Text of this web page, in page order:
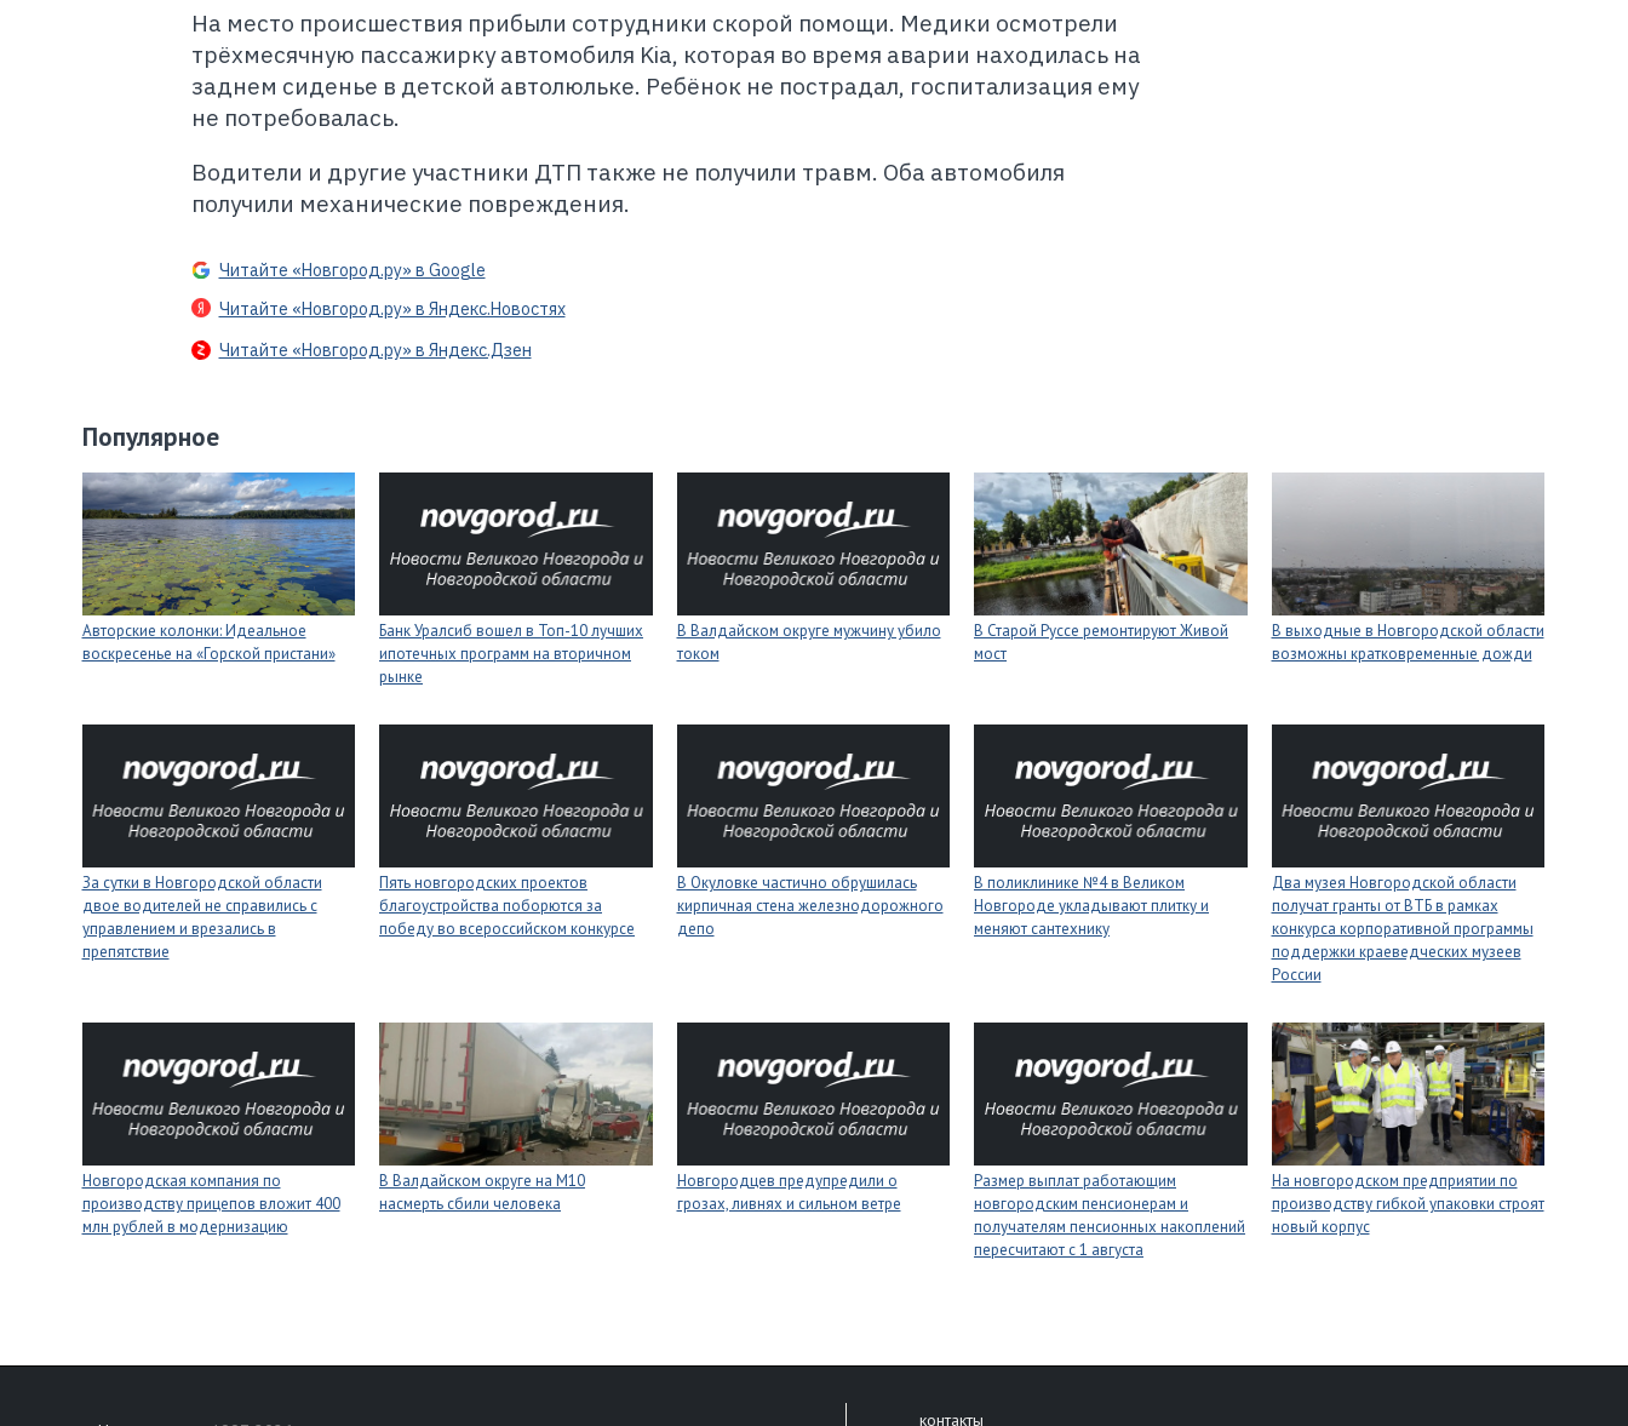
На место происшествия прибыли сотрудники скорой помощи. Медики осмотрели
трёхмесячную пассажирку автомобиля Kia, которая во время аварии находилась на
заднем сиденье в детской автолюльке. Ребёнок не пострадал, госпитализация ему
не потребовалась.
Водители и другие участники ДТП также не получили травм. Оба автомобиля
получили механические повреждения.
Читайте «Новгород.ру» в Google
Читайте «Новгород.ру» в Яндекс.Новостях
Читайте «Новгород.ру» в Яндекс.Дзен
Популярное
Авторские колонки: Идеальное
воскресенье на «Горской пристани»
Банк Уралсиб вошел в Топ-10 лучших
ипотечных программ на вторичном
рынке
В Валдайском округе мужчину убило
током
В Старой Руссе ремонтируют Живой
мост
В выходные в Новгородской области
возможны кратковременные дожди
За сутки в Новгородской области
двое водителей не справились с
управлением и врезались в
препятствие
Пять новгородских проектов
благоустройства поборются за
победу во всероссийском конкурсе
В Окуловке частично обрушилась
кирпичная стена железнодорожного
депо
В поликлинике №4 в Великом
Новгороде укладывают плитку и
меняют сантехнику
Два музея Новгородской области
получат гранты от ВТБ в рамках
конкурса корпоративной программы
поддержки краеведческих музеев
России
Новгородская компания по
производству прицепов вложит 400
млн рублей в модернизацию
В Валдайском округе на М10
насмерть сбили человека
Новгородцев предупредили о
грозах, ливнях и сильном ветре
Размер выплат работающим
новгородским пенсионерам и
получателям пенсионных накоплений
пересчитают с 1 августа
На новгородском предприятии по
производству гибкой упаковки строят
новый корпус
контакты